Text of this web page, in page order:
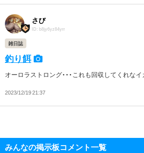
さび
ID: b8jy6yz84yrr
雑日誌
釣り餌
オーロラストロング・・・これも回収してくれなイ
2023/12/19 21:37
みんなの掲示板コメント一覧